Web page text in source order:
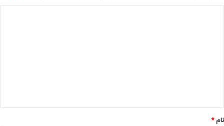
نام*